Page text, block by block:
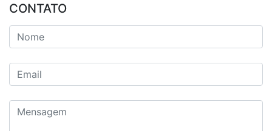
CONTATO